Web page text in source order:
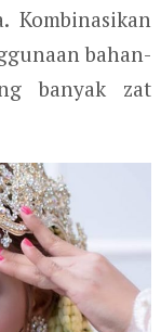
Kombinasikan
bahan-
banyak zat